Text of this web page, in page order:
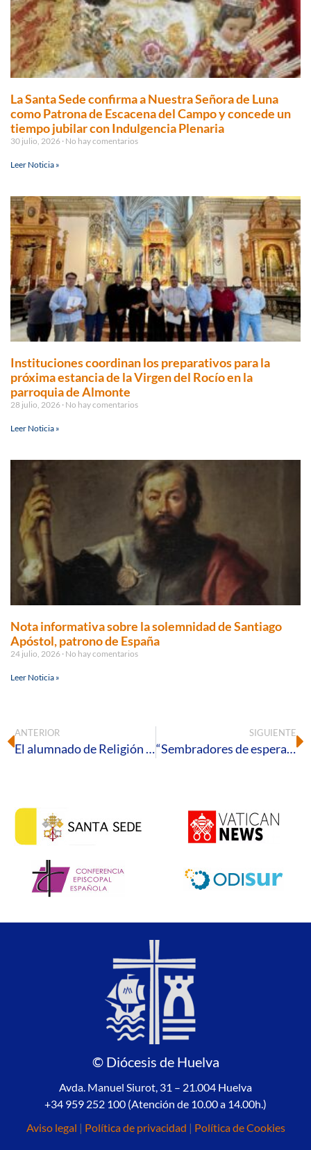
La Santa Sede confirma a Nuestra Señora de Luna
como Patrona de Escacena del Campo y concede un
tiempo jubilar con Indulgencia Plenaria
30 julio, 2026 No hay comentarios
Leer Noticia »
Instituciones coordinan los preparativos para la
próxima estancia de la Virgen del Rocío en la
parroquia de Almonte
28 julio, 2026 No hay comentarios
Leer Noticia »
Nota informativa sobre la solemnidad de Santiago
Apóstol, patrono de España
24 julio, 2026 No hay comentarios
Leer Noticia »
ANTERIOR
El alumnado de Religión visitará las hermandades de Huelva para conocer su riqueza cultural y espiritual
SIGUIENTE
“Sembradores de esperanza”: una invitación a orar y conocer la vocación en el Día del Seminario
© Diócesis de Huelva
Avda. Manuel Siurot, 31 – 21.004 Huelva
+34 959 252 100 (Atención de 10.00 a 14.00h.)
Aviso legal | Política de privacidad | Política de Cookies